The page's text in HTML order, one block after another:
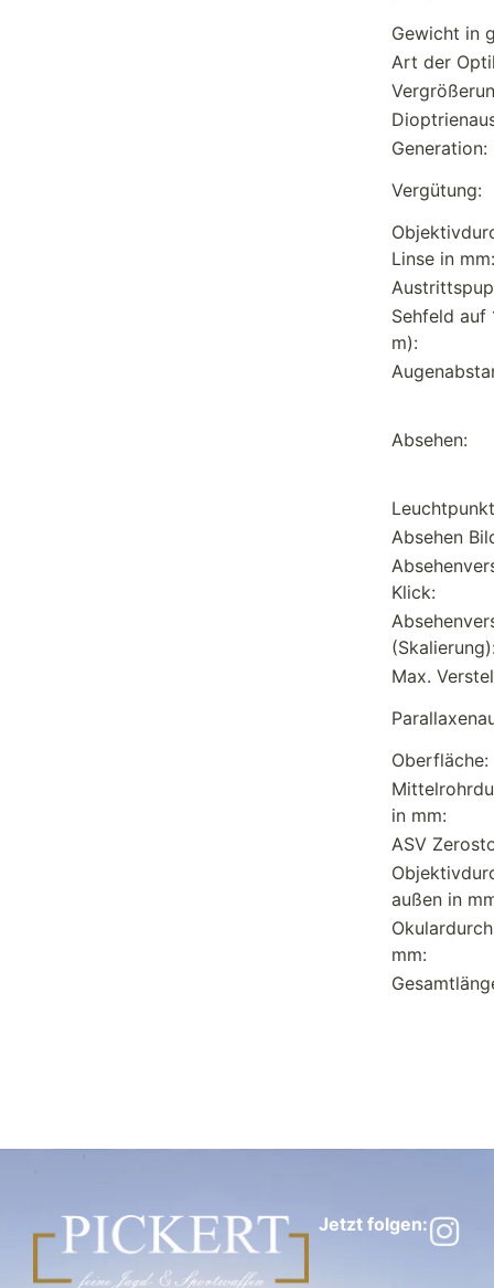
Gewicht in
Art der
Generation:
Vergütung:
Linse in mm:
Sehfeld auf
m):
Absehen:
Absehen
Klick:
Max.
Oberfläche:
in mm:
ASV
außen in
mm:
Jetzt folgen: